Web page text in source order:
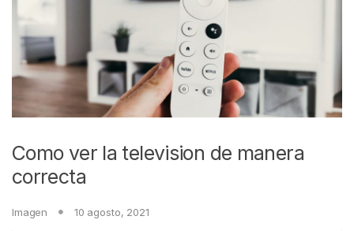
Como ver la television de manera
correcta
Imagen 10 agosto, 2021